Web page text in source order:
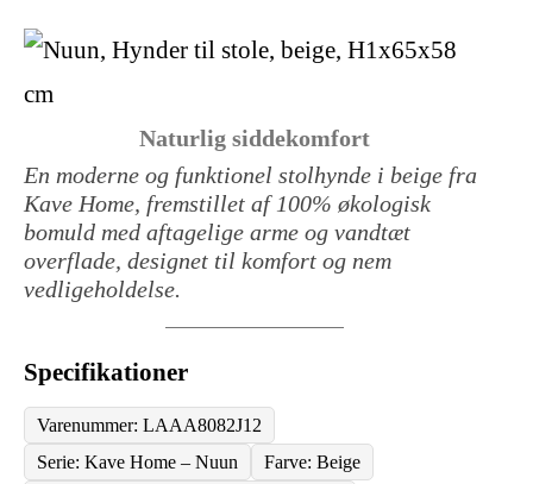
Naturlig siddekomfort
En moderne og funktionel stolhynde i beige fra
Kave Home, fremstillet af 100% økologisk
bomuld med aftagelige arme og vandtæt
overflade, designet til komfort og nem
vedligeholdelse.
Specifikationer
Varenummer: LAAA8082J12
Serie: Kave Home – Nuun
Farve: Beige